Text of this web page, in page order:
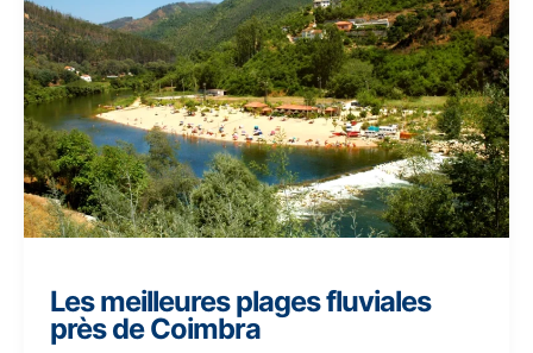
Les meilleures plages fluviales
près de Coimbra